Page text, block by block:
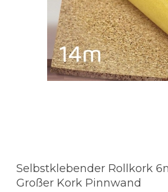
Selbstklebender Rollkork
Großer Kork Pinnwand